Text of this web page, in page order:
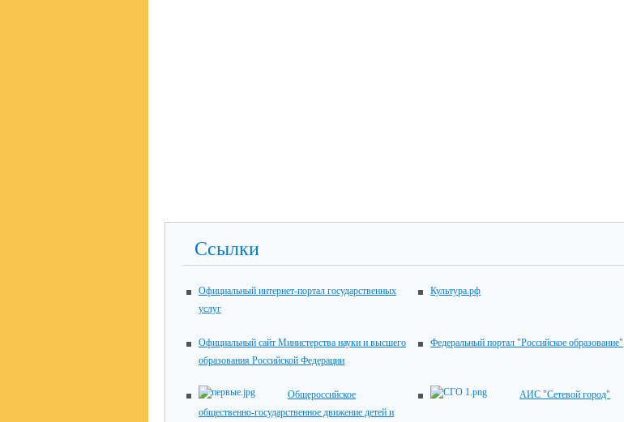
Ссылки
Официальный интернет-портал государственных
услуг
Культура.рф
Официальный сайт Министерства науки и высшего
образования Российской Федерации
Федеральный портал "Российское образование"
Общероссийское
общественно-государственное движение детей и
АИС "Сетевой город"